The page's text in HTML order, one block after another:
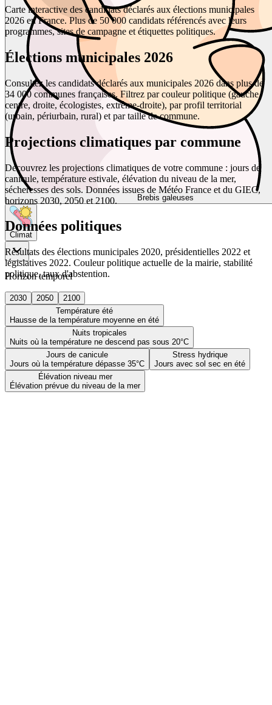
Brebis galeuses
Climat
Horizon temporel
2030 2050
2100
Température été
Hausse de la température moyenne en été
Nuits tropicales
Nuits où la température ne descend pas sous 20°C
Jours de canicule
Jours où la température dépasse 35°C
Stress hydrique
Jours avec sol sec en été
Élévation niveau mer
Élévation prévue du niveau de la mer
Carte interactive des candidats déclarés aux élections municipales
2026 en France. Plus de 50 000 candidats référencés avec leurs
programmes, sites de campagne et étiquettes politiques.
Élections municipales 2026
Consultez les candidats déclarés aux municipales 2026 dans plus de
34 000 communes françaises. Filtrez par couleur politique (gauche,
centre, droite, écologistes, extrême-droite), par profil territorial
(urbain, périurbain, rural) et par taille de commune.
Projections climatiques par commune
Découvrez les projections climatiques de votre commune : jours de
canicule, température estivale, élévation du niveau de la mer,
sécheresses des sols. Données issues de Météo France et du GIEC,
horizons 2030, 2050 et 2100.
Données politiques
Résultats des élections municipales 2020, présidentielles 2022 et
législatives 2022. Couleur politique actuelle de la mairie, stabilité
politique, taux d'abstention.